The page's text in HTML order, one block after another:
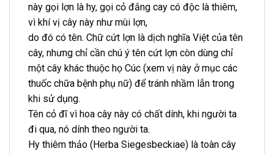
này gọi lợn là hy, gọi cỏ đắng cay có độc là thiêm,
vì khí vị cây này như mùi lợn,
do đó có tên. Chữ cứt lợn là dịch nghĩa Việt của tên
cây, nhưng chỉ cần chú ý tên cứt lợn còn dùng chỉ
một cây khác thuộc họ Cúc (xem vị này ở mục các
thuốc chữa bệnh phụ nữ) để tránh nhầm lẫn trong
khi sử dụng.
Tên cỏ đĩ vì hoa cây này có chất dính, khi người ta
đi qua, nó dính theo người ta.
Hy thiêm thảo (Herba Siegesbeckiae) là toàn cây